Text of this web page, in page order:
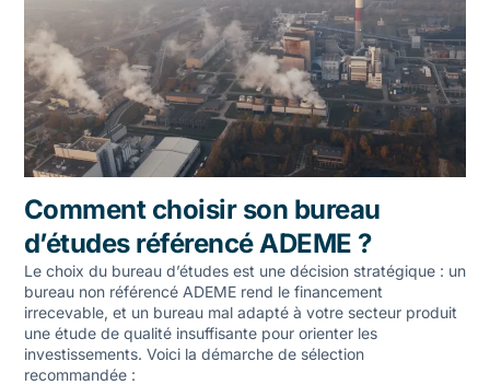
Comment choisir son bureau
d’études référencé ADEME ?
Le choix du bureau d’études est une décision stratégique : un
bureau non référencé ADEME rend le financement
irrecevable, et un bureau mal adapté à votre secteur produit
une étude de qualité insuffisante pour orienter les
investissements. Voici la démarche de sélection
recommandée :